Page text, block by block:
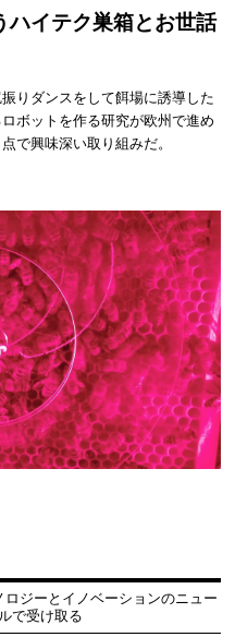
ハイテク巣箱とお世話
りダンスをして餌場に誘導した
ボットを作る研究が欧州で進め
で興味深い取り組みだ。
ロジーとイノベーションのニュー
で受け取る